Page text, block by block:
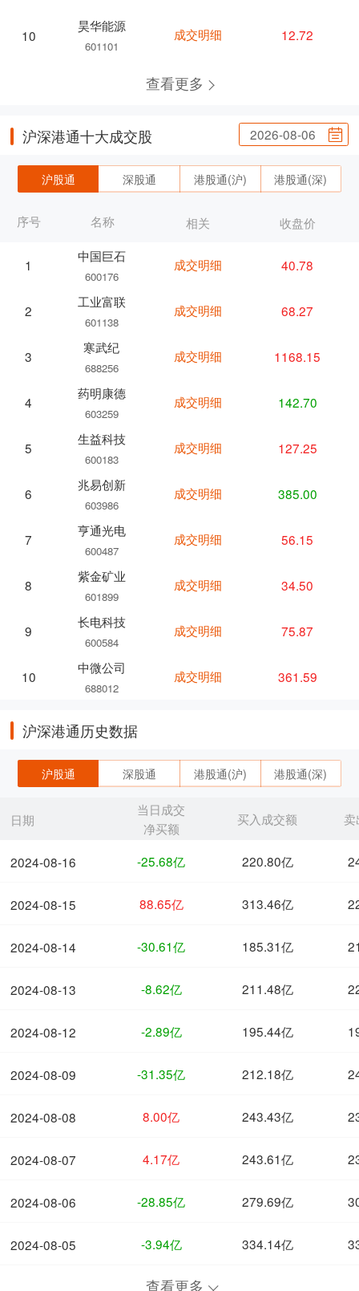
10
昊华能源
601101
成交明细 12.72
查看更多
沪深港通十大成交股 2026-08-06
沪股通 深股通 港股通(沪) 港股通(深)
序号 名称
1
中国巨石
600176
2
工业富联
601138
3
寒武纪
688256
4
药明康德
603259
5
生益科技
600183
6
兆易创新
603986
7
亨通光电
600487
8
紫金矿业
601899
9
长电科技
600584
10
中微公司
688012
相关 收盘价
成交明细 40.78
成交明细 68.27
成交明细 1168.15
成交明细 142.70
成交明细 127.25
成交明细 385.00
成交明细 56.15
成交明细 34.50
成交明细 75.87
成交明细 361.59
沪深港通历史数据
沪股通 深股通 港股通(沪) 港股通(深)
日期
2024-08-16
2024-08-15
2024-08-14
2024-08-13
2024-08-12
2024-08-09
2024-08-08
2024-08-07
2024-08-06
2024-08-05
当日成交
净买额
买入成交额 卖
-25.68亿 220.80亿
88.65亿 313.46亿
-30.61亿 185.31亿
-8.62亿 211.48亿
-2.89亿 195.44亿
-31.35亿 212.18亿
8.00亿 243.43亿
4.17亿 243.61亿
-28.85亿 279.69亿
-3.94亿 334.14亿
查看更多